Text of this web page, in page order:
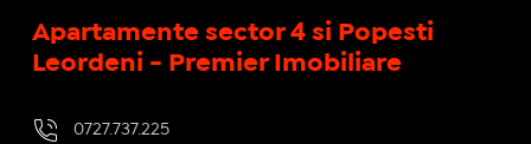
Apartamente sector 4 si Popesti
Leordeni - Premier Imobiliare
0727.737.225